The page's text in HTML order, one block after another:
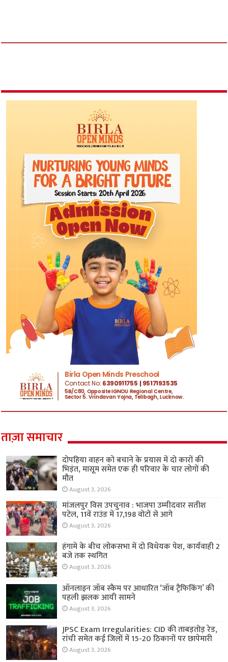
ताज़ा समाचार
दोपहिया वाहन को बचाने के प्रयास में दो कारों की
भिड़ंत, मासूम समेत एक ही परिवार के चार लोगों की
मौत
August 3, 2026
मांजलपुर विस उपचुनाव : भाजपा उम्मीदवार सतीश
पटेल, 11वें राउंड में 17,198 वोटों से आगे
August 3, 2026
हंगामे के बीच लोकसभा में दो विधेयक पेश, कार्यवाही 2
बजे तक स्थगित
August 3, 2026
ऑनलाइन जॉब स्कैम पर आधारित ‘जॉब ट्रैफिकिंग’ की
पहली झलक आयी सामने
August 3, 2026
JPSC Exam Irregularities: CID की ताबड़तोड़ रेड,
रांची समेत कई जिलों में 15-20 ठिकानों पर छापेमारी
August 3, 2026